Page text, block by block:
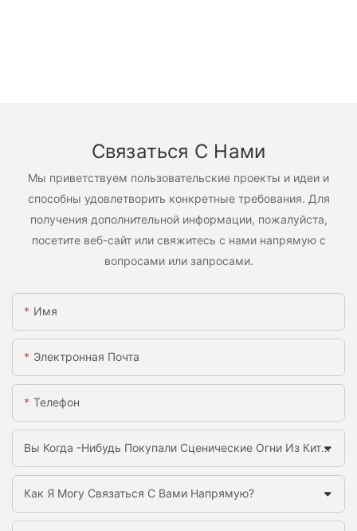
Связаться С Нами
Мы приветствуем пользовательские проекты и идеи и
способны удовлетворить конкретные требования. Для
получения дополнительной информации, пожалуйста,
посетите веб-сайт или свяжитесь с нами напрямую с
вопросами или запросами.
Имя
Электронная Почта
Телефон
Вы Когда -нибудь Покупали Сценические Огни Из Китая Раньше?
Как Я Могу Связаться С Вами Напрямую?